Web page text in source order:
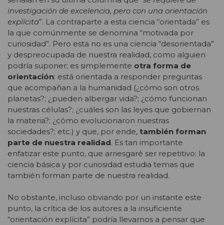
investigación de excelencia, pero con una orientación
explícita”. La contraparte a esta ciencia “orientada” es
la que comúnmente se denomina “motivada por
curiosidad”. Pero esta no es una ciencia “desorientada”
y despreocupada de nuestra realidad, como alguien
podría suponer; es simplemente otra forma de
orientación: está orientada a responder preguntas
que acompañan a la humanidad (¿cómo son otros
planetas?; ¿pueden albergar vida?; ¿cómo funcionan
nuestras células?; ¿cuáles son las leyes que gobiernan
la materia?; ¿cómo evolucionaron nuestras
sociedades?; etc.) y que, por ende, también forman
parte de nuestra realidad. Es tan importante
enfatizar este punto, que arriesgaré ser repetitivo: la
ciencia básica y por curiosidad estudia temas que
también forman parte de nuestra realidad.
No obstante, incluso obviando por un instante este
punto, la crítica de los autores a la insuficiente
“orientación explícita” podría llevarnos a pensar que